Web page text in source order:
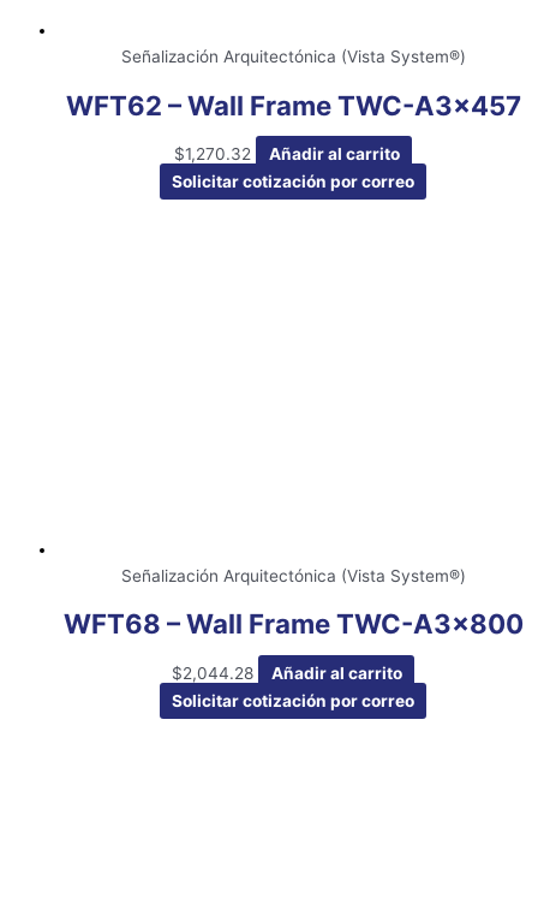
Señalización Arquitectónica (Vista System®)
WFT62 – Wall Frame TWC-A3x457
$1,270.32
Añadir al carrito
Solicitar cotización por correo
Señalización Arquitectónica (Vista System®)
WFT68 – Wall Frame TWC-A3x800
$2,044.28
Añadir al carrito
Solicitar cotización por correo